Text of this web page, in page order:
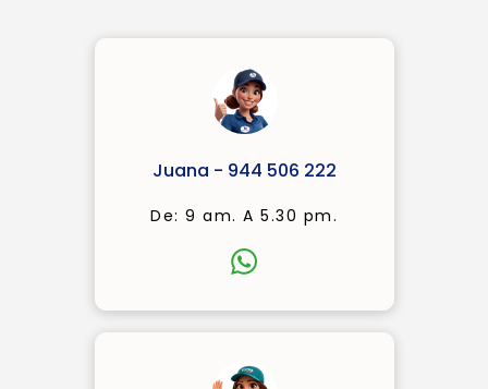
Juana - 944 506 222
De: 9 am. A 5.30 pm.